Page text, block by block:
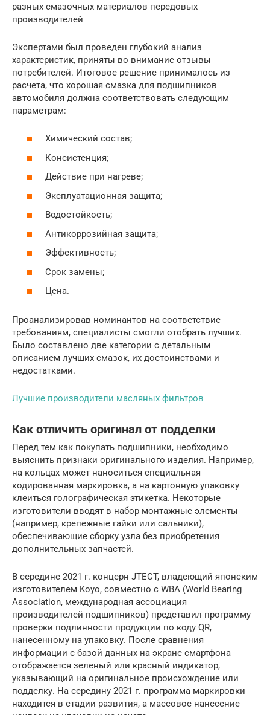
разных смазочных материалов передовых
производителей
Экспертами был проведен глубокий анализ
характеристик, приняты во внимание отзывы
потребителей. Итоговое решение принималось из
расчета, что хорошая смазка для подшипников
автомобиля должна соответствовать следующим
параметрам:
Химический состав;
Консистенция;
Действие при нагреве;
Эксплуатационная защита;
Водостойкость;
Антикоррозийная защита;
Эффективность;
Срок замены;
Цена.
Проанализировав номинантов на соответствие
требованиям, специалисты смогли отобрать лучших.
Было составлено две категории с детальным
описанием лучших смазок, их достоинствами и
недостатками.
Лучшие производители масляных фильтров
Как отличить оригинал от подделки
Перед тем как покупать подшипники, необходимо
выяснить признаки оригинального изделия. Например,
на кольцах может наноситься специальная
кодированная маркировка, а на картонную упаковку
клеиться голографическая этикетка. Некоторые
изготовители вводят в набор монтажные элементы
(например, крепежные гайки или сальники),
обеспечивающие сборку узла без приобретения
дополнительных запчастей.
В середине 2021 г. концерн JTECT, владеющий японским
изготовителем Koyo, совместно с WBA (World Bearing
Association, международная ассоциация
производителей подшипников) представил программу
проверки подлинности продукции по коду QR,
нанесенному на упаковку. После сравнения
информации с базой данных на экране смартфона
отображается зеленый или красный индикатор,
указывающий на оригинальное происхождение или
подделку. На середину 2021 г. программа маркировки
находится в стадии развития, а массовое нанесение